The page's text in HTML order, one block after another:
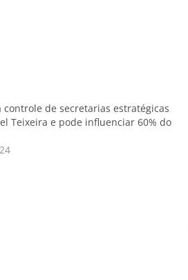
de secretarias estratégicas
Teixeira e pode influenciar 60% do